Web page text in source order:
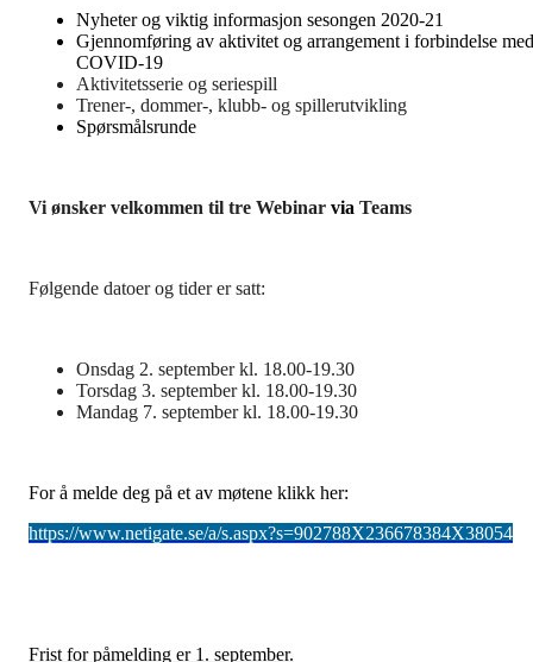
Nyheter og viktig informasjon sesongen 2020-21
Gjennomføring av aktivitet og arrangement i forbindelse med
COVID-19
Aktivitetsserie og seriespill
Trener-, dommer-, klubb- og spillerutvikling
Spørsmålsrunde
Vi ønsker velkommen til tre Webinar via Teams
Følgende datoer og tider er satt:
Onsdag 2. september kl. 18.00-19.30
Torsdag 3. september kl. 18.00-19.30
Mandag 7. september kl. 18.00-19.30
For å melde deg på et av møtene klikk her:
https://www.netigate.se/a/s.aspx?s=902788X236678384X38054
Frist for påmelding er 1. september.